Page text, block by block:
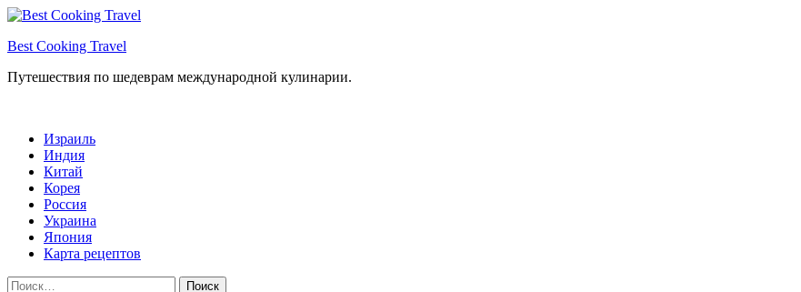
Перейти
содержимому
Best Cooking Travel
Путешествия по шедеврам международной кулинарии.
Израиль
Индия
Китай
Корея
Россия
Украина
Япония
Карта рецептов
Найти: